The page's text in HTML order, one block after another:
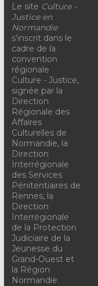
Le site Culture -
Justice en
Normandie
s'inscrit dans le
cadre de la
convention
régionale
Culture - Justice,
signée par la
Direction
Régionale des
Affaires
Culturelles de
Normandie, la
Direction
Interrégionale
des Services
Pénitentiaires de
Rennes, la
Direction
Interrégionale
de la Protection
Judiciaire de la
Jeunesse du
Grand-Ouest et
la Région
Normandie.